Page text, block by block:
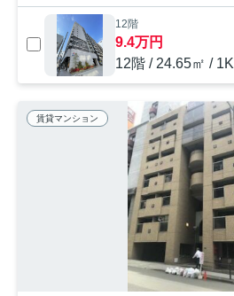
12階
9.4万円
12階 / 24.65㎡ / 1K
賃貸マンション